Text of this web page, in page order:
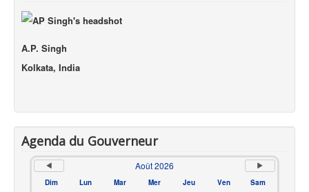
A.P. Singh
Kolkata, India
Agenda du Gouverneur
Août 2026
Dim Lun Mar Mer Jeu Ven
Sam